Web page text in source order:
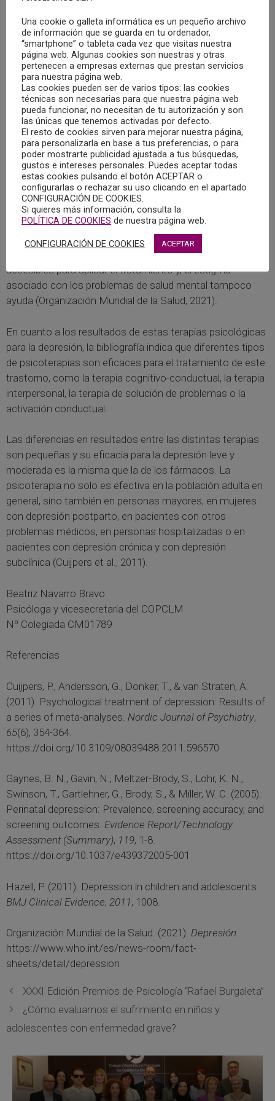
(mayor o menor) se sitúa entre el 8,5 y el 11% durante el
embarazo y entre el 6,5 y el 12,9% durante el primer año
tras el nacimiento del bebé. Podríamos decir que es una
de las complicaciones más frecuentes durante esta etapa
(Gaynes et al., 2005).
La Psicología tiene mucho que aportar en el tratamiento
de la depresión, pues existen psicoterapias eficaces que
han demostrado sus buenos resultados tanto a nivel
científico como en la práctica clínica. Aun así, nos
encontramos con el obstáculo de la accesibilidad a estas
terapias, pues la mayoría de las personas con depresión
que proceden de países con ingresos bajos o medios no
reciben ningún tratamiento. Entre las posibles causas,
además de la falta de recursos, existen limitaciones en la
cantidad de profesionales sanitarios capacitados y
accesibles para aplicar el tratamiento y, el estigma
asociado con los problemas de salud mental tampoco
ayuda (Organización Mundial de la Salud, 2021).
En cuanto a los resultados de estas terapias psicológicas
para la depresión, la bibliografía indica que diferentes tipos
de psicoterapias son eficaces para el tratamiento de este
trastorno, como la terapia cognitivo-conductual, la terapia
interpersonal, la terapia de solución de problemas o la
activación conductual.
Las diferencias en resultados entre las distintas terapias
son pequeñas y su eficacia para la depresión leve y
moderada es la misma que la de los fármacos. La
psicoterapia no solo es efectiva en la población adulta en
general, sino también en personas mayores, en mujeres
con depresión postparto, en pacientes con otros
problemas médicos, en personas hospitalizadas o en
pacientes con depresión crónica y con depresión
subclínica (Cuijpers et al., 2011).
Beatriz Navarro Bravo
Psicóloga y vicesecretaria del COPCLM
Nº Colegiada CM01789
Referencias
Cuijpers, P., Andersson, G., Donker, T., & van Straten, A.
(2011). Psychological treatment of depression: Results of
a series of meta-analyses. Nordic Journal of Psychiatry,
65(6), 354-364.
https://doi.org/10.3109/08039488.2011.596570
Gaynes, B. N., Gavin, N., Meltzer-Brody, S., Lohr, K. N.,
Swinson, T., Gartlehner, G., Brody, S., & Miller, W. C. (2005).
Perinatal depression: Prevalence, screening accuracy, and
screening outcomes. Evidence Report/Technology
Assessment (Summary), 119, 1-8.
https://doi.org/10.1037/e439372005-001
Hazell, P. (2011). Depression in children and adolescents.
BMJ Clinical Evidence, 2011, 1008.
Organización Mundial de la Salud. (2021). Depresión.
https://www.who.int/es/news-room/fact-
sheets/detail/depression
XXXI Edición Premios de Psicología “Rafael Burgaleta”
¿Cómo evaluamos el sufrimiento en niños y
adolescentes con enfermedad grave?
Una cookie o galleta informática es un pequeño archivo
de información que se guarda en tu ordenador,
“smartphone” o tableta cada vez que visitas nuestra
página web. Algunas cookies son nuestras y otras
pertenecen a empresas externas que prestan servicios
para nuestra página web.
Las cookies pueden ser de varios tipos: las cookies
técnicas son necesarias para que nuestra página web
pueda funcionar, no necesitan de tu autorización y son
las únicas que tenemos activadas por defecto.
El resto de cookies sirven para mejorar nuestra página,
para personalizarla en base a tus preferencias, o para
poder mostrarte publicidad ajustada a tus búsquedas,
gustos e intereses personales. Puedes aceptar todas
estas cookies pulsando el botón ACEPTAR o
configurarlas o rechazar su uso clicando en el apartado
CONFIGURACIÓN DE COOKIES.
Si quieres más información, consulta la
POLÍTICA DE COOKIES de nuestra página web.
CONFIGURACIÓN DE COOKIES ACEPTAR